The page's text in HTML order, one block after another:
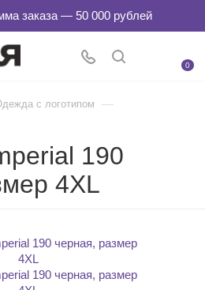
0
с логотипом —
190
4XL